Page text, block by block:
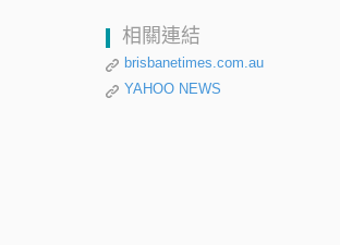
相關連結
brisbanetimes.com.au
YAHOO NEWS